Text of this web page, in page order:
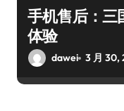
手机售后：三
体验
dawei 3 月 30,